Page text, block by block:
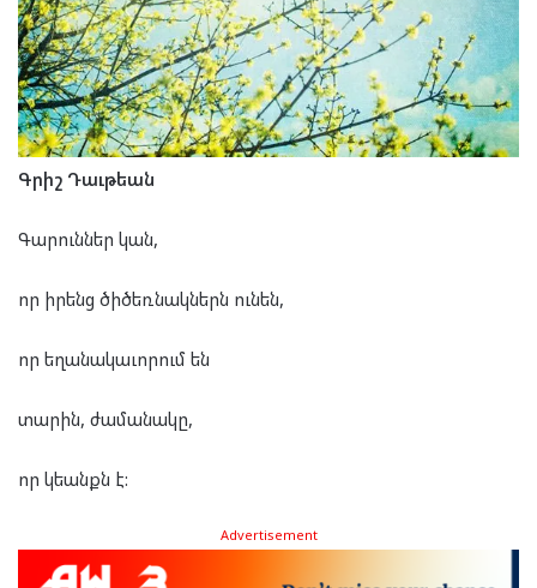
Գրիշ Դաւթեան
Գարուններ կան,
որ իրենց ծիծեռնակներն ունեն,
որ եղանակաւորում են
տարին, ժամանակը,
որ կեանքն է:
Advertisement